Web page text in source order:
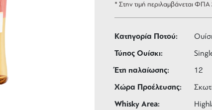
* Στην τιμή περιλαμβάνεται ΦΠΑ
Κατηγορία Ποτού:
Τύπος Ουίσκι:
Έτη παλαίωσης: 12
Χώρα Προέλευσης:
Whisky Area: